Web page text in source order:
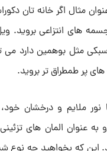
مثال اگر خانه تان
های انتزاعی بروید.
مثل بوهمین دارد می
پر طمطراق تر بروید.
نور ملایم و درخشان
به عنوان المان‌ های